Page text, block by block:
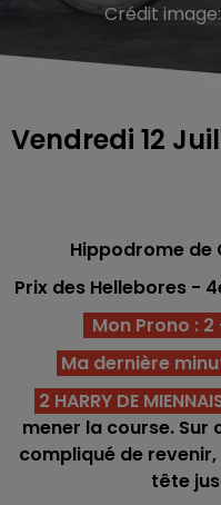
Crédit image:
Vendredi 12
Hippodrome de
Prix des Hellebores -
Mon Prono :
Ma dernière
2 HARRY DE
mener la course. Sur
compliqué de
tête